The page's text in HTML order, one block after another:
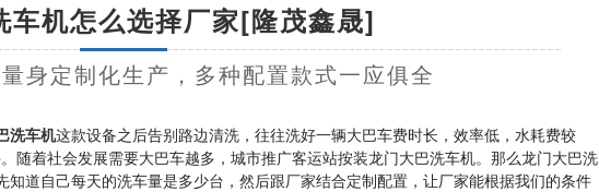
车机怎么选择厂家[隆茂鑫晟]
身定制化生产，多种配置款式一应俱全
洗车机这款设备之后告别路边清洗，往往洗好一辆大巴车费时长，效率低，水耗费较
随着社会发展需要大巴车越多，城市推广客运站按装龙门大巴洗车机。那么龙门大巴洗
道自己每天的洗车量是多少台，然后跟厂家结合定制配置，让厂家能根据我们的条件